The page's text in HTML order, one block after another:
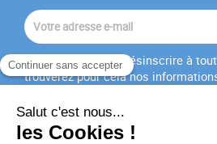
Vous pouvez vous désinscrire à
trouverez pour cela nos
J'accepte lesconditions générales
confidentialité